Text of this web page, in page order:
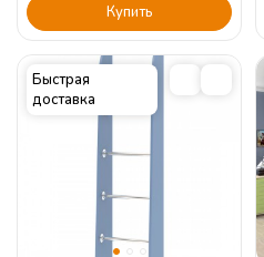
Купить
Быстрая
доставка